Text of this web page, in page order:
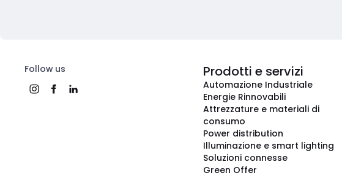
Follow us Prodotti e servizi
Automazione Industriale
Energie Rinnovabili
Attrezzature e materiali di
consumo
Power distribution
Illuminazione e smart lighting
Soluzioni connesse
Green Offer